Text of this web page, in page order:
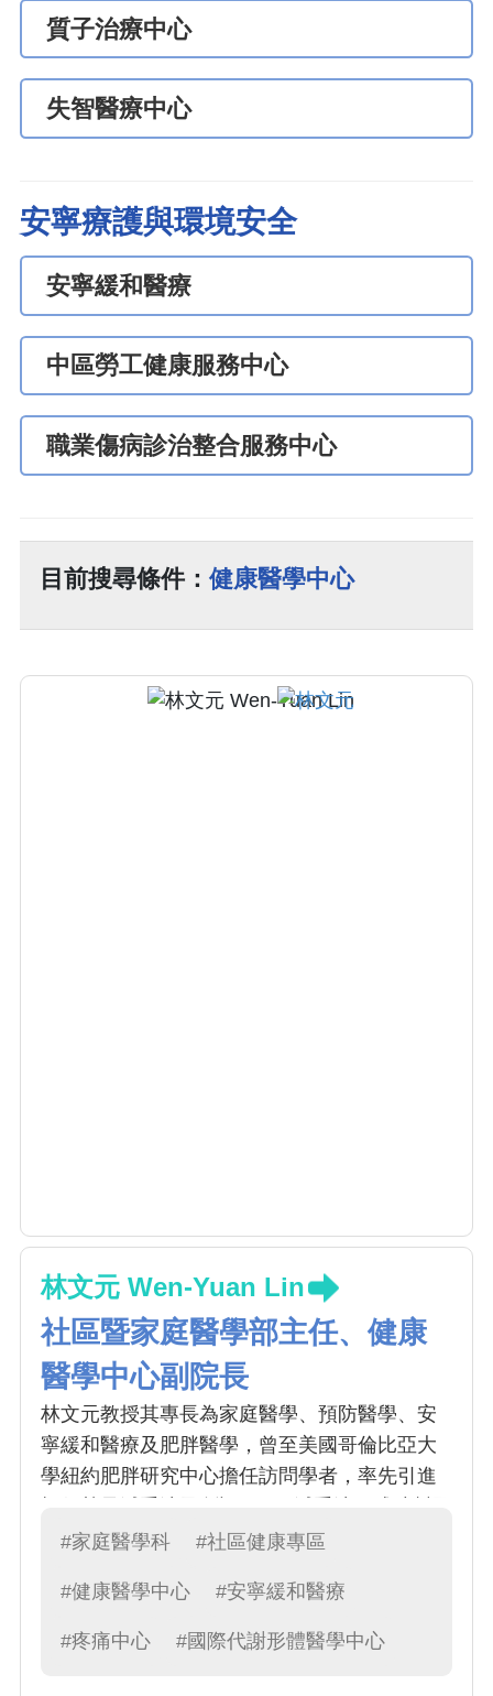
質子治療中心
失智醫療中心
安寧療護與環境安全
安寧緩和醫療
中區勞工健康服務中心
職業傷病診治整合服務中心
目前搜尋條件： 健康醫學中心
林文元 Wen-Yuan Lin
社區暨家庭醫學部主任、健康
醫學中心副院長
林文元教授其專長為家庭醫學、預防醫學、安
寧緩和醫療及肥胖醫學，曾至美國哥倫比亞大
學紐約肥胖研究中心擔任訪問學者，率先引進
人進行安全且健康的減重內科減重治療
#家庭醫學科 #社區健康專區
#健康醫學中心 #安寧緩和醫療
#疼痛中心 #國際代謝形體醫學中心